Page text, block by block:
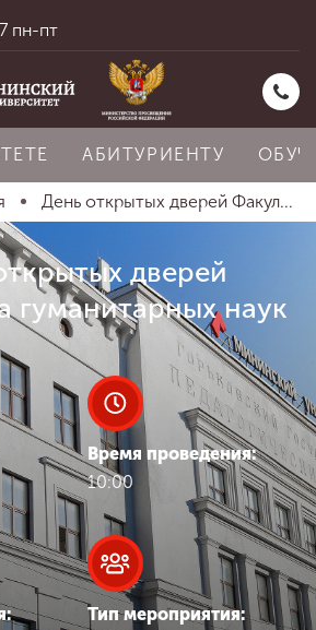
пн-пт
АБИТУРИЕНТУ
День открытых дверей Факул...
дверей
гуманитарных наук
Время проведения:
10:00
Тип мероприятия: